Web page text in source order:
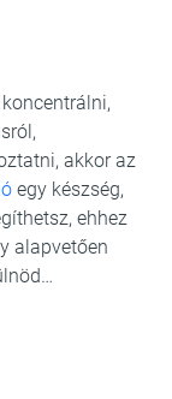
akkor az
egy készség,
ehhez
alapvetően